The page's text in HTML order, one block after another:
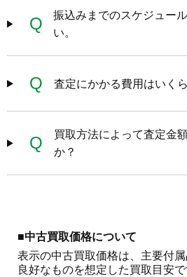
Q
振込みまでのスケジュー
い。
Q 査定にかかる費用はいく
Q
買取方法によって査定金
か？
■中古買取価格について
表示の中古買取価格は、主要付
良好なものを想定した買取目安で